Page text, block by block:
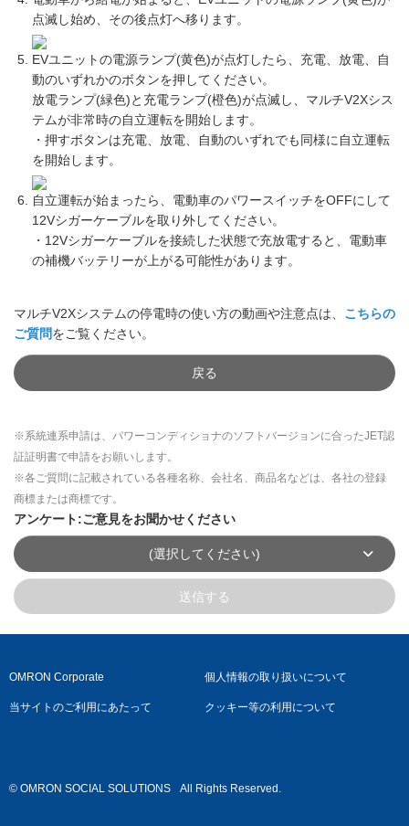
点滅し始め、その後点灯へ移ります。
EVユニットの電源ランプ(黄色)が点灯したら、充電、放電、自
動のいずれかのボタンを押してください。
放電ランプ(緑色)と充電ランプ(橙色)が点滅し、マルチV2Xシス
テムが非常時の自立運転を開始します。
・押すボタンは充電、放電、自動のいずれでも同様に自立運転
を開始します。
自立運転が始まったら、電動車のパワースイッチをOFFにして
12Vシガーケーブルを取り外してください。
・12Vシガーケーブルを接続した状態で充放電すると、電動車
の補機バッテリーが上がる可能性があります。
マルチV2Xシステムの停電時の使い方の動画や注意点は、 こちらの
ご質問をご覧ください。
戻る
※系統連系申請は、パワーコンディショナのソフトバージョンに合ったJET認
証証明書で申請をお願いします。
※各ご質問に記載されている各種名称、会社名、商品名などは、各社の登録
商標または商標です。
アンケート:ご意見をお聞かせください
(選択してください)
送信する
OMRON Corporate 個人情報の取り扱いについて
当サイトのご利用にあたって クッキー等の利用について
© OMRON SOCIAL SOLUTIONS All Rights Reserved.